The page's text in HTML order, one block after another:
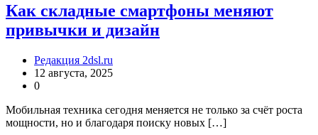
Как складные смартфоны меняют
привычки и дизайн
Редакция 2dsl.ru
12 августа, 2025
0
Мобильная техника сегодня меняется не только за счёт роста
мощности, но и благодаря поиску новых […]